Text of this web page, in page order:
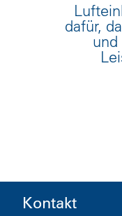
dafür,
Kontakt